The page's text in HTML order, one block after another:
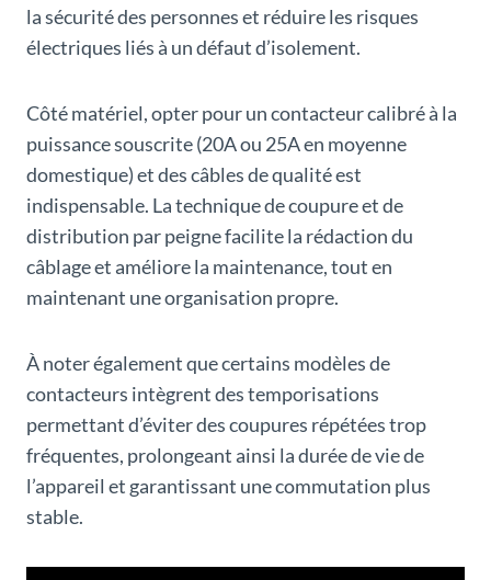
la sécurité des personnes et réduire les risques
électriques liés à un défaut d’isolement.
Côté matériel, opter pour un contacteur calibré à la
puissance souscrite (20A ou 25A en moyenne
domestique) et des câbles de qualité est
indispensable. La technique de coupure et de
distribution par peigne facilite la rédaction du
câblage et améliore la maintenance, tout en
maintenant une organisation propre.
À noter également que certains modèles de
contacteurs intègrent des temporisations
permettant d’éviter des coupures répétées trop
fréquentes, prolongeant ainsi la durée de vie de
l’appareil et garantissant une commutation plus
stable.